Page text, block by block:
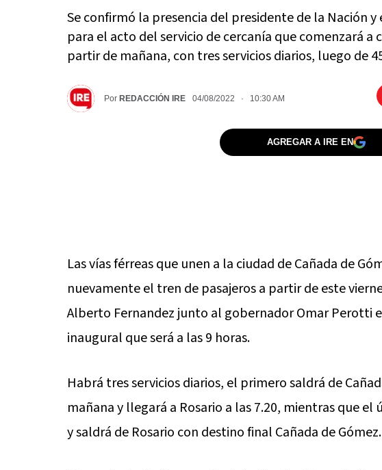
Se confirmó la presencia del presidente de la Nación
para el acto del servicio de cercanía que comenzará a
partir de mañana, con tres servicios diarios, luego de
Por REDACCIÓN IRE 04/08/2022 · 10:30 AM
AGREGAR A IRE EN
Las vías férreas que unen a la ciudad de Cañada de
nuevamente el tren de pasajeros a partir de este
Alberto Fernandez junto al gobernador Omar Perotti
inaugural que será a las 9 horas.
Habrá tres servicios diarios, el primero saldrá de
mañana y llegará a Rosario a las 7.20, mientras que
y saldrá de Rosario con destino final Cañada de Gómez.